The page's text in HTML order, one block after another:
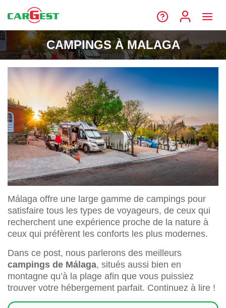
CAMPINGS À MALAGA
Málaga offre une large gamme de campings pour
satisfaire tous les types de voyageurs, de ceux qui
recherchent une expérience proche de la nature à
ceux qui préfèrent les conforts les plus modernes.
Dans ce post, nous parlerons des meilleurs
campings de Málaga, situés aussi bien en
montagne qu’à la plage afin que vous puissiez
trouver votre hébergement parfait. Continuez à lire !